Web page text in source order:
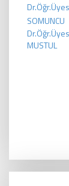
SOMUNCU
MUSTUL